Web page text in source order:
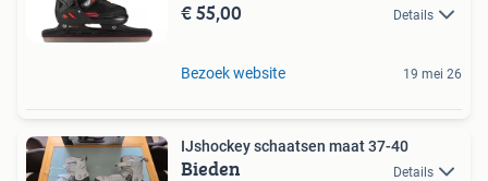
€ 55,00 Details
Bezoek website 19 mei 26
IJshockey schaatsen maat 37-40
Bieden Details